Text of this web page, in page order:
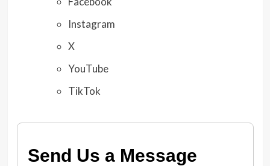
Instagram
X
YouTube
TikTok
Send Us a Message